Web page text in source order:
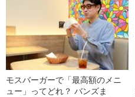
モスバーガーで「最高額のメニ
ュー」ってどれ？ バンズま